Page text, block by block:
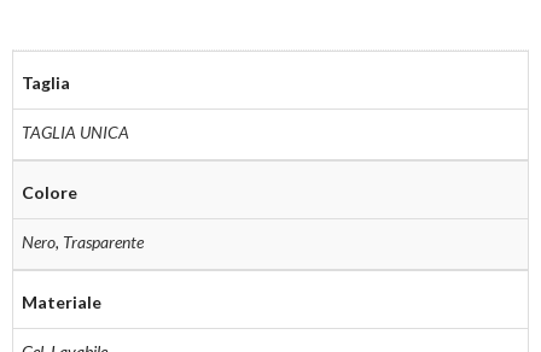
Taglia
TAGLIA UNICA
Colore
Nero, Trasparente
Materiale